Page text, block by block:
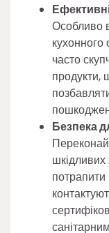
Особливо
часто
продукти,
Безпека
шкідливих